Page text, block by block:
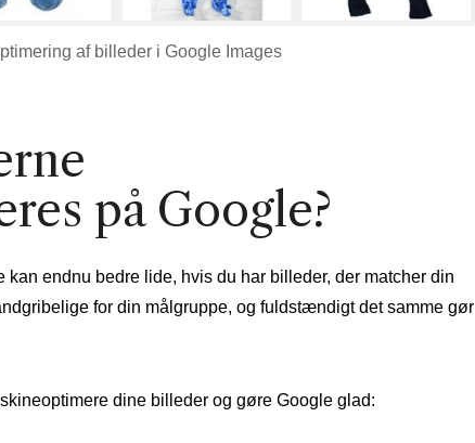
af billeder i Google Images
på Google?
endnu bedre lide, hvis du har billeder, der matcher din
for din målgruppe, og fuldstændigt det samme gør
dine billeder og gøre Google glad: